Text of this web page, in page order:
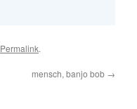
Permalink.
mensch, banjo bob →